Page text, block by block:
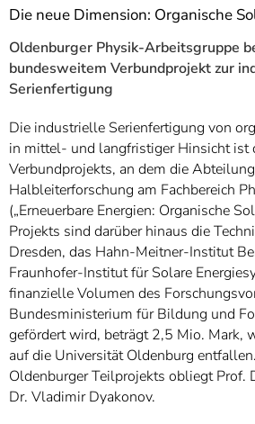
Die neue Dimension: Organische
Oldenburger Physik-Arbeitsgruppe
bundesweitem Verbundprojekt zur
Serienfertigung
Die industrielle Serienfertigung von
in mittel- und langfristiger Hinsicht ist
Verbundprojekts, an dem die
Halbleiterforschung am Fachbereich
(„Erneuerbare Energien: Organische
Projekts sind darüber hinaus die
Dresden, das Hahn-Meitner-Institut
Fraunhofer-Institut für Solare
finanzielle Volumen des
Bundesministerium für Bildung und
gefördert wird, beträgt 2,5 Mio. Mark,
auf die Universität Oldenburg
Oldenburger Teilprojekts obliegt Prof.
Dr. Vladimir Dyakonov.